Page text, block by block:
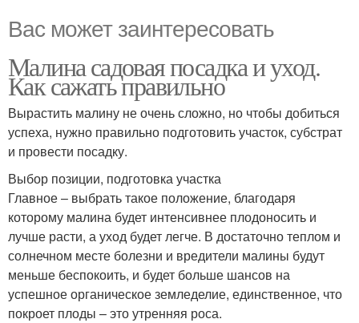
Вас может заинтересовать
Малина садовая посадка и уход.
Как сажать правильно
Вырастить малину не очень сложно, но чтобы добиться
успеха, нужно правильно подготовить участок, субстрат
и провести посадку.
Выбор позиции, подготовка участка
Главное – выбрать такое положение, благодаря
которому малина будет интенсивнее плодоносить и
лучше расти, а уход будет легче. В достаточно теплом и
солнечном месте болезни и вредители малины будут
меньше беспокоить, и будет больше шансов на
успешное органическое земледелие, единственное, что
покроет плоды – это утренняя роса.